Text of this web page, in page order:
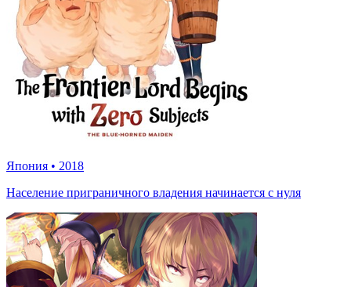
Япония • 2018
Население приграничного владения начинается с нуля